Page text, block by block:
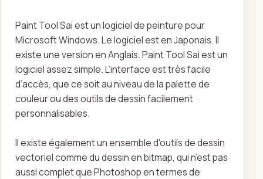
Paint Tool Sai est un logiciel de peinture pour
Microsoft Windows. Le logiciel est en Japonais. Il
existe une version en Anglais. Paint Tool Sai est un
logiciel assez simple. L’interface est très facile
d’accès, que ce soit au niveau de la palette de
couleur ou des outils de dessin facilement
personnalisables.
Il existe également un ensemble d'outils de dessin
vectoriel comme du dessin en bitmap, qui n’est pas
aussi complet que Photoshop en termes de